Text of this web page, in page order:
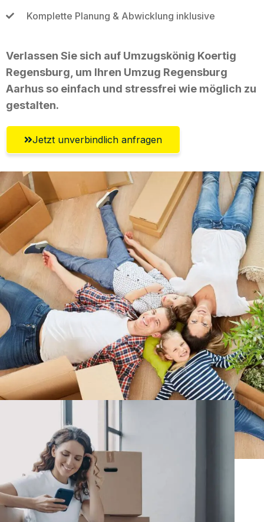
Komplette Planung & Abwicklung inklusive
Verlassen Sie sich auf Umzugskönig Koertig
Regensburg, um Ihren Umzug Regensburg
Aarhus so einfach und stressfrei wie möglich zu
gestalten.
Jetzt unverbindlich anfragen